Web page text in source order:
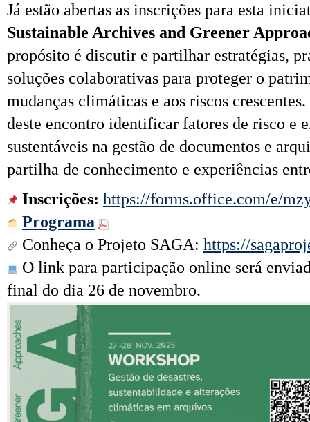
Já estão abertas as inscrições para esta
Sustainable Archives and Greener
propósito é discutir e partilhar estratégias,
soluções colaborativas para proteger o
mudanças climáticas e aos riscos
deste encontro identificar fatores de risco e
sustentáveis na gestão de documentos e
partilha de conhecimento e experiências
Inscrições: https://forms.office.com/e/
Programa
Conheça o Projeto SAGA: https://
O link para participação online será
final do dia 26 de novembro.